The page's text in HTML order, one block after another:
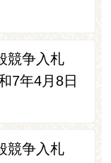
競争入札
7年4月8日
競争入札